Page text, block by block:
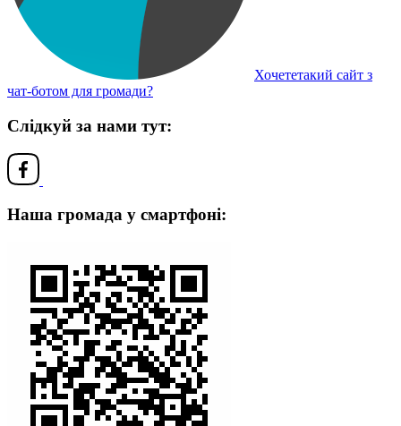
Хочететакий сайт з
чат-ботом для громади?
Слідкуй за нами тут:
Наша громада у смартфоні: